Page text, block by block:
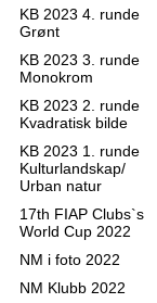
KB 2023 4. runde
Grønt
KB 2023 3. runde
Monokrom
KB 2023 2. runde
Kvadratisk bilde
KB 2023 1. runde
Kulturlandskap/
Urban natur
17th FIAP Clubs`s
World Cup 2022
NM i foto 2022
NM Klubb 2022